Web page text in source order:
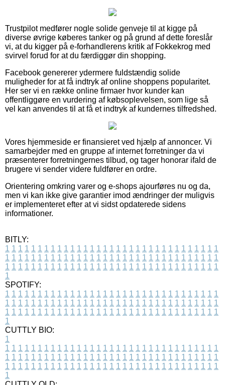
Trustpilot medfører nogle solide genveje til at kigge på
diverse øvrige køberes tanker og på grund af dette foreslår
vi, at du kigger på e-forhandlerens kritik af Fokkekrog med
svirvel forud for at du færdiggør din shopping.
Facebook genererer ydermere fuldstændig solide
muligheder for at få indtryk af online shoppens popularitet.
Her ser vi en række online firmaer hvor kunder kan
offentliggøre en vurdering af købsoplevelsen, som lige så
vel kan anvendes til at få et indtryk af kundernes tilfredshed.
Vores hjemmeside er finansieret ved hjælp af annoncer. Vi
samarbejder med en gruppe af internet forretninger da vi
præsenterer forretningernes tilbud, og tager honorar ifald de
brugere vi sender videre fuldfører en ordre.
Orientering omkring varer og e-shops ajourføres nu og da,
men vi kan ikke give garantier imod ændringer der muligvis
er implementeret efter at vi sidst opdaterede sidens
informationer.
BITLY:
1 1 1 1 1 1 1 1 1 1 1 1 1 1 1 1 1 1 1 1 1 1 1 1 1 1 1 1 1 1 1 1 1
1 1 1 1 1 1 1 1 1 1 1 1 1 1 1 1 1 1 1 1 1 1 1 1 1 1 1 1 1 1 1 1 1
1 1 1 1 1 1 1 1 1 1 1 1 1 1 1 1 1 1 1 1 1 1 1 1 1 1 1 1 1 1 1 1 1
1
SPOTIFY:
1 1 1 1 1 1 1 1 1 1 1 1 1 1 1 1 1 1 1 1 1 1 1 1 1 1 1 1 1 1 1 1 1
1 1 1 1 1 1 1 1 1 1 1 1 1 1 1 1 1 1 1 1 1 1 1 1 1 1 1 1 1 1 1 1 1
1 1 1 1 1 1 1 1 1 1 1 1 1 1 1 1 1 1 1 1 1 1 1 1 1 1 1 1 1 1 1 1 1
1
CUTTLY BIO:
1
1 1 1 1 1 1 1 1 1 1 1 1 1 1 1 1 1 1 1 1 1 1 1 1 1 1 1 1 1 1 1 1 1
1 1 1 1 1 1 1 1 1 1 1 1 1 1 1 1 1 1 1 1 1 1 1 1 1 1 1 1 1 1 1 1 1
1 1 1 1 1 1 1 1 1 1 1 1 1 1 1 1 1 1 1 1 1 1 1 1 1 1 1 1 1 1 1 1 1
1